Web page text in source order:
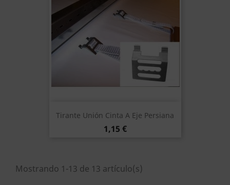
Tirante Unión Cinta A Eje Persiana
Precio
1,15 €
Mostrando 1-13 de 13 artículo(s)